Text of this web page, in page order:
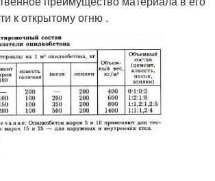
к открытому огню .